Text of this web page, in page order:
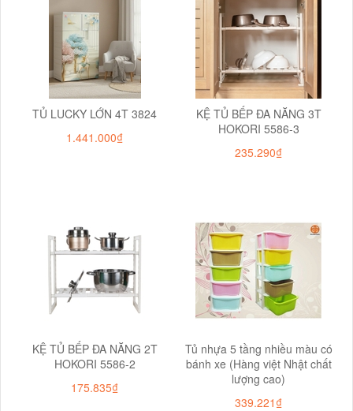
TỦ LUCKY LỚN 4T 3824
1.441.000₫
KỆ TỦ BẾP ĐA NĂNG 3T
HOKORI 5586-3
235.290₫
KỆ TỦ BẾP ĐA NĂNG 2T
HOKORI 5586-2
175.835₫
Tủ nhựa 5 tầng nhiều màu có
bánh xe (Hàng việt Nhật chất
lượng cao)
339.221₫